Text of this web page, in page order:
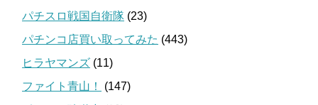
パチスロ戦国自衛隊 (23)
パチンコ店買い取ってみた (443)
ヒラヤマンズ (11)
ファイト青山！
(147)